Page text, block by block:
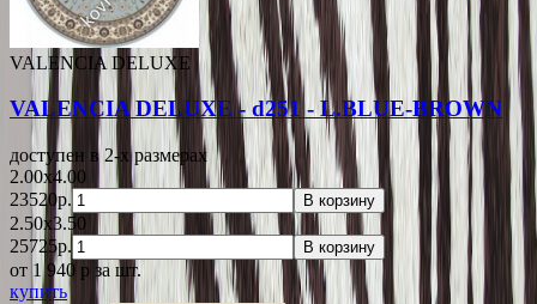
VALENCIA DELUXE
VALENCIA DELUXE - d251 - L.BLUE-BROWN
доступен в 2-x размерах
2.00x4.00
23520р.
В корзину
2.50x3.50
25725р.
В корзину
от 1 940 p за шт.
купить